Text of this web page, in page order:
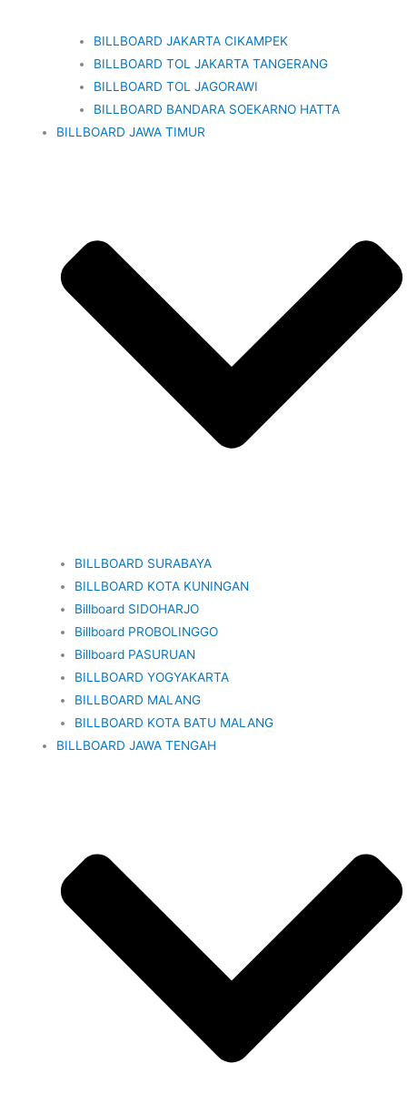
BILLBOARD JAKARTA CIKAMPEK
BILLBOARD TOL JAKARTA TANGERANG
BILLBOARD TOL JAGORAWI
BILLBOARD BANDARA SOEKARNO HATTA
BILLBOARD JAWA TIMUR
BILLBOARD SURABAYA
BILLBOARD KOTA KUNINGAN
Billboard SIDOHARJO
Billboard PROBOLINGGO
Billboard PASURUAN
BILLBOARD YOGYAKARTA
BILLBOARD MALANG
BILLBOARD KOTA BATU MALANG
BILLBOARD JAWA TENGAH